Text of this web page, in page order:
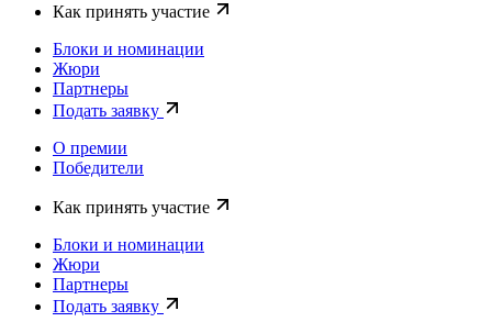
Как принять участие
Блоки и номинации
Жюри
Партнеры
Подать заявку
О премии
Победители
Как принять участие
Блоки и номинации
Жюри
Партнеры
Подать заявку